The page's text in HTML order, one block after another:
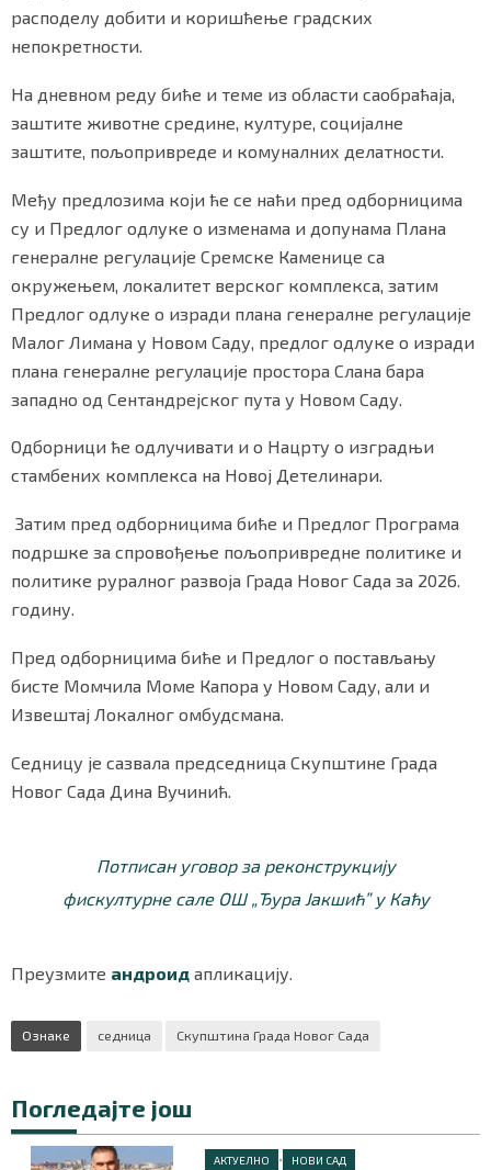
расподелу добити и коришћење градских
непокретности.
На дневном реду биће и теме из области саобраћаја,
заштите животне средине, културе, социјалне
заштите, пољопривреде и комуналних делатности.
Међу предлозима који ће се наћи пред одборницима
су и Предлог одлуке о изменама и допунама Плана
генералне регулације Сремске Каменице са
окружењем, локалитет верског комплекса, затим
Предлог одлуке о изради плана генералне регулације
Малог Лимана у Новом Саду, предлог одлуке о изради
плана генералне регулације простора Слана бара
западно од Сентандрејског пута у Новом Саду.
Одборници ће одлучивати и о Нацрту о изградњи
стамбених комплекса на Новој Детелинари.
Затим пред одборницима биће и Предлог Програма
подршке за спровођење пољопривредне политике и
политике руралног развоја Града Новог Сада за 2026.
годину.
Пред одборницима биће и Предлог о постављању
бисте Момчила Моме Капора у Новом Саду, али и
Извештај Локалног омбудсмана.
Седницу је сазвала председница Скупштине Града
Новог Сада Дина Вучинић.
Потписан уговор за реконструкцију
фискултурне сале ОШ „Ђура Јакшић” у Каћу
Преузмите андроид апликацију.
Ознаке седница Скупштина Града Новог Сада
Погледајте још
АКТУЕЛНО • НОВИ САД
ПРАТИТЕ НАС
Маркетинг|Услови коришћења|Политика
ПРЕУЗМИТЕ НАШУ АПЛИКАЦИЈУ